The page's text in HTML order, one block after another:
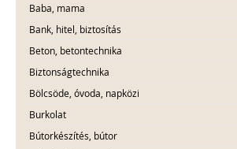
Baba, mama
Bank, hitel, biztosítás
Beton, betontechnika
Biztonságtechnika
Bölcsöde, óvoda, napközi
Burkolat
Bútorkészítés, bútor